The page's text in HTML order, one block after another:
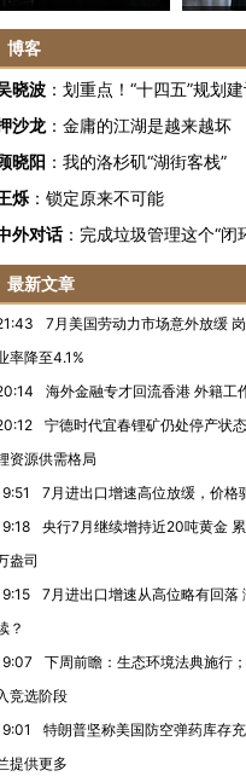
跨国走私7万
尿检体内含3种
度Z世代 用街头
博客
晓波 ： 划重点！“十四五”规划
沙龙 ： 金庸的江湖是越来越坏
晓阳 ： 我的洛杉矶“湖街客栈”
烁 ： 锁定原来不可能
外对话： 完成垃圾管理这个“闭
最新文章
7月美国劳动力市场意外放缓
率降至4.1%
海外金融专才回流香港 外籍工
宁德时代宜春锂矿仍处停产状
资源供需格局
7月进出口增速高位放缓，价格
央行7月继续增持近20吨黄金
盎司
7月进出口增速从高位略有回落
？
下周前瞻：生态环境法典施行
竞选阶段
特朗普坚称美国防空弹药库存
提供更多